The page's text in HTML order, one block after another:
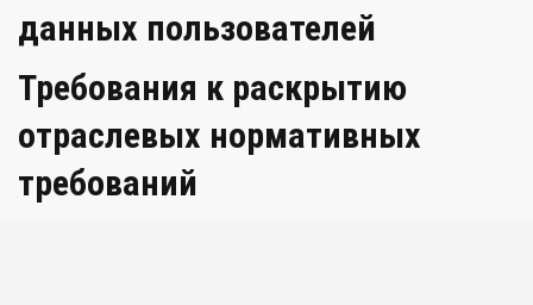
данных пользователей
Требования к раскрытию
отраслевых нормативных
требований